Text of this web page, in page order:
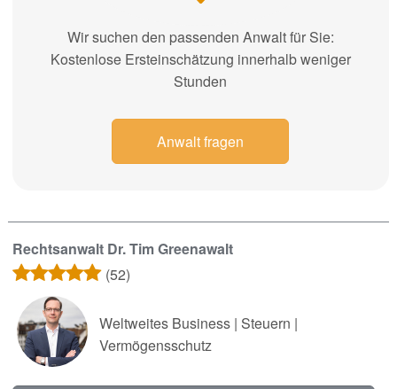
Wir suchen den passenden Anwalt für Sie:
Kostenlose Ersteinschätzung innerhalb weniger
Stunden
Anwalt fragen
Rechtsanwalt Dr. Tim Greenawalt
(52)
Weltweites Business | Steuern |
Vermögensschutz